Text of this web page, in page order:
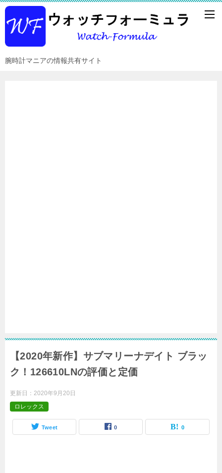
腕時計マニアの情報共有サイト
【2020年新作】サブマリーナデイト ブラッ
ク！126610LNの評価と定価
更新日： 2020年9月20日
ロレックス
Tweet 0 0